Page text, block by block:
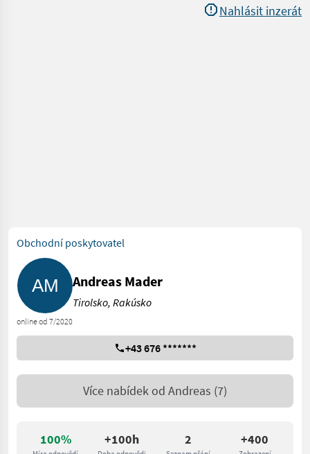
Nahlásit inzerát
100% +100h 2 +400
Obchodní poskytovatel
online od 7/2020
Andreas Mader
Tirolsko, Rakúsko
+43 676 *******
Více nabídek od Andreas (7)